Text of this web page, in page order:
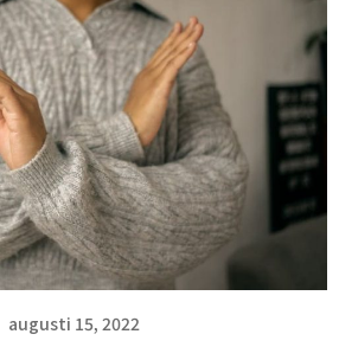
augusti 15, 2022